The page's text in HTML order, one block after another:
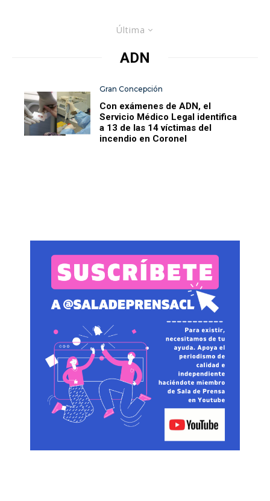
Última
ADN
Gran Concepción
Con exámenes de ADN, el
Servicio Médico Legal identifica
a 13 de las 14 víctimas del
incendio en Coronel